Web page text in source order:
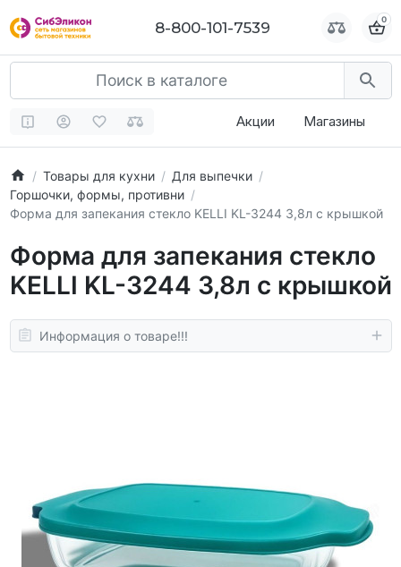
8-800-101-7539 0
Акции Магазины
Товары для кухни
Для выпечки
Горшочки, формы, противни
Форма для запекания стекло KELLI KL-3244 3,8л с крышкой
Форма для запекания стекло
KELLI KL-3244 3,8л с крышкой
Информация о товаре!!!
8-800-101-7539 0